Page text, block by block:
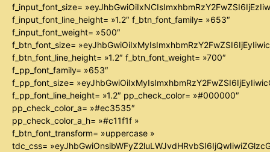
f_input_font_size=
f_input_font_line_height= »1.2″ f_btn_font_family= »653″
f_input_font_weight= »500″
f_btn_font_size=
f_btn_font_line_height= »1.2″ f_btn_font_weight= »700″
f_pp_font_family= »653″
f_pp_font_size=
f_pp_font_line_height= »1.2″ pp_check_color= »#000000″
pp_check_color_a= »#ec3535″
pp_check_color_a_h= »#c11f1f »
f_btn_font_transform= »uppercase »
tdc_css=